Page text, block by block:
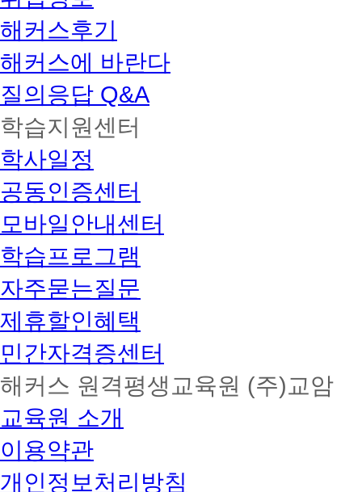
해커스후기
해커스에 바란다
질의응답 Q&A
학습지원센터
학사일정
공동인증센터
모바일안내센터
학습프로그램
자주묻는질문
제휴할인혜택
민간자격증센터
해커스 원격평생교육원 (주)교암
교육원 소개
이용약관
개인정보처리방침